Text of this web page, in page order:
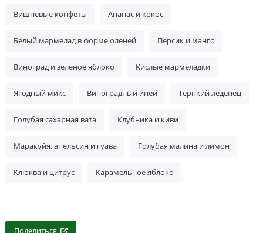
Вишнёвые конфеты Ананас и кокос
Белый мармелад в форме оленей Персик и манго
Виноград и зеленое яблоко Кислые мармеладки
Ягодный микс Виноградный иней Терпкий леденец
Голубая сахарная вата Клубника и киви
Маракуйя, апельсин и гуава Голубая малина и лимон
Клюква и цитрус Карамельное яблоко